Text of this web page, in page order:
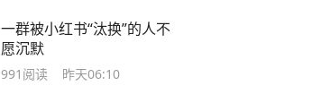
一群被小红书“汰换”的人不
愿沉默
991 阅读 昨天06:10